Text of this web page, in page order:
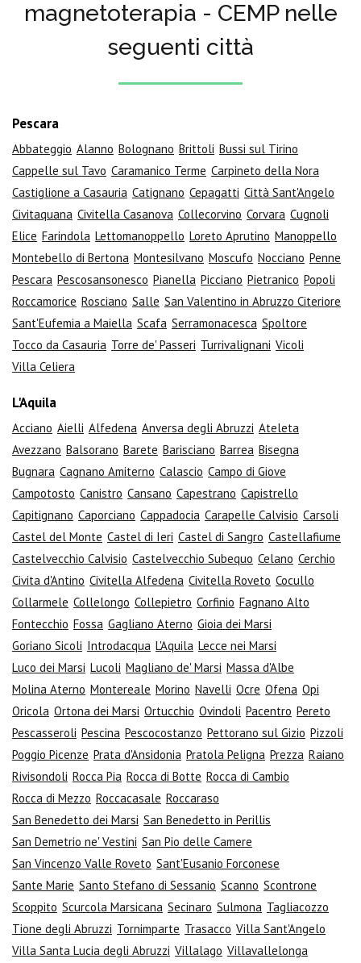
magnetoterapia - CEMP nelle
seguenti città
Pescara
Abbateggio Alanno Bolognano Brittoli Bussi sul Tirino
Cappelle sul Tavo Caramanico Terme Carpineto della Nora
Castiglione a Casauria Catignano Cepagatti Città Sant'Angelo
Civitaquana Civitella Casanova Collecorvino Corvara Cugnoli
Elice Farindola Lettomanoppello Loreto Aprutino Manoppello
Montebello di Bertona Montesilvano Moscufo Nocciano Penne
Pescara Pescosansonesco Pianella Picciano Pietranico Popoli
Roccamorice Rosciano Salle San Valentino in Abruzzo Citeriore
Sant'Eufemia a Maiella Scafa Serramonacesca Spoltore
Tocco da Casauria Torre de' Passeri Turrivalignani Vicoli
Villa Celiera
L'Aquila
Acciano Aielli Alfedena Anversa degli Abruzzi Ateleta
Avezzano Balsorano Barete Barisciano Barrea Bisegna
Bugnara Cagnano Amiterno Calascio Campo di Giove
Campotosto Canistro Cansano Capestrano Capistrello
Capitignano Caporciano Cappadocia Carapelle Calvisio Carsoli
Castel del Monte Castel di Ieri Castel di Sangro Castellafiume
Castelvecchio Calvisio Castelvecchio Subequo Celano Cerchio
Civita d'Antino Civitella Alfedena Civitella Roveto Cocullo
Collarmele Collelongo Collepietro Corfinio Fagnano Alto
Fontecchio Fossa Gagliano Aterno Gioia dei Marsi
Goriano Sicoli Introdacqua L'Aquila Lecce nei Marsi
Luco dei Marsi Lucoli Magliano de' Marsi Massa d'Albe
Molina Aterno Montereale Morino Navelli Ocre Ofena Opi
Oricola Ortona dei Marsi Ortucchio Ovindoli Pacentro Pereto
Pescasseroli Pescina Pescocostanzo Pettorano sul Gizio Pizzoli
Poggio Picenze Prata d'Ansidonia Pratola Peligna Prezza Raiano
Rivisondoli Rocca Pia Rocca di Botte Rocca di Cambio
Rocca di Mezzo Roccacasale Roccaraso
San Benedetto dei Marsi San Benedetto in Perillis
San Demetrio ne' Vestini San Pio delle Camere
San Vincenzo Valle Roveto Sant'Eusanio Forconese
Sante Marie Santo Stefano di Sessanio Scanno Scontrone
Scoppito Scurcola Marsicana Secinaro Sulmona Tagliacozzo
Tione degli Abruzzi Tornimparte Trasacco Villa Sant'Angelo
Villa Santa Lucia degli Abruzzi Villalago Villavallelonga